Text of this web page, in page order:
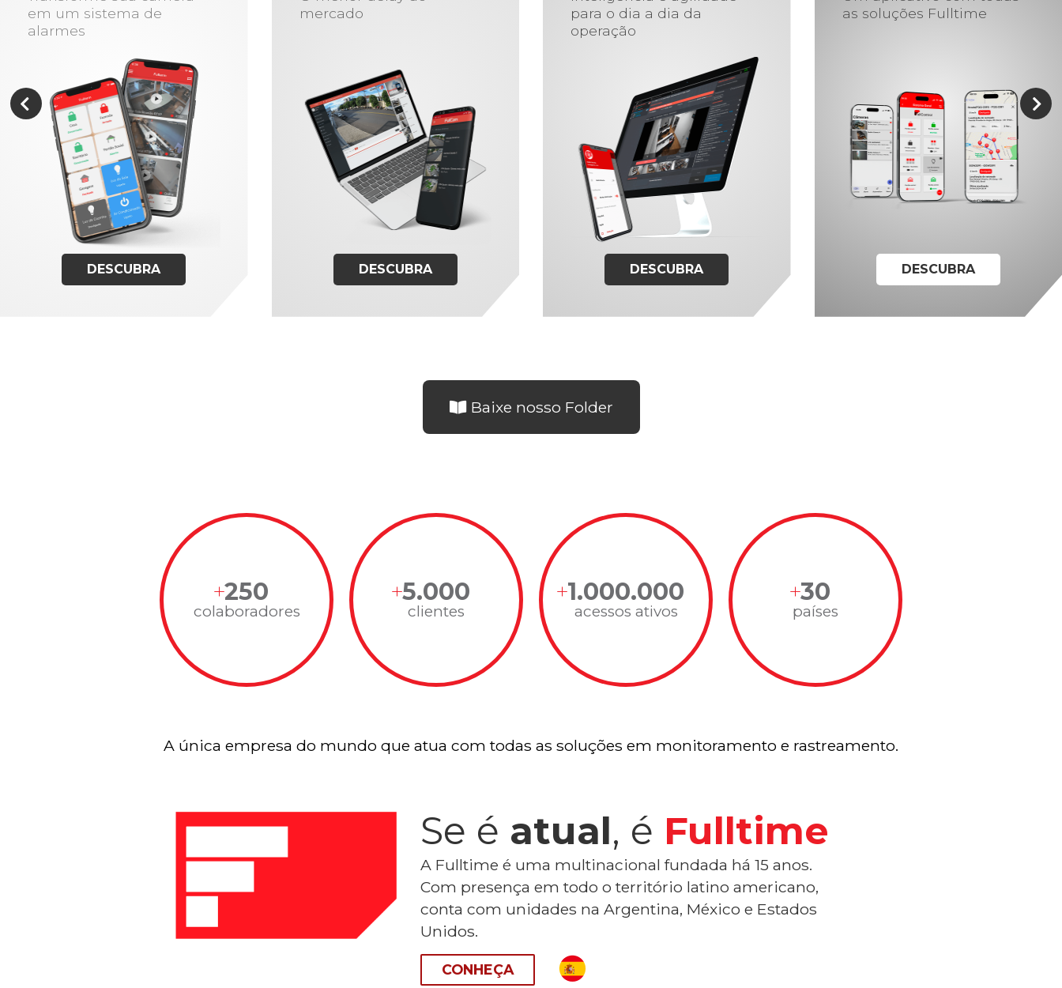
em um sistema de
alarmes
DESCUBRA
mercado
DESCUBRA
para o dia a dia da
operação
DESCUBRA
as soluções Fulltime
DESCUBRA
Baixe nosso Folder
250
colaboradores
5.000
clientes
1.000.000
acessos ativos
30
países
A única empresa do mundo que atua com todas as soluções em monitoramento e rastreamento.
Se é atual, é Fulltime
A Fulltime é uma multinacional fundada há 15 anos.
Com presença em todo o território latino americano,
conta com unidades na Argentina, México e Estados
Unidos.
CONHEÇA